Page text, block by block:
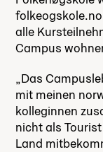
alle
Campus
„Das
mit meinen
kolleginnen
nicht als
Land